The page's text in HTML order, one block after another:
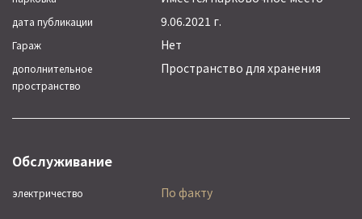
дата публикации 9.06.2021 г.
Гараж Нет
дополнительное
пространство
Пространство для хранения
Обслуживание
электричество По факту